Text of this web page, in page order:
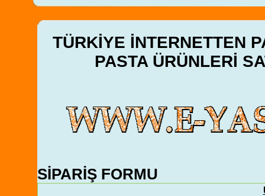
TÜRKİYE İNTERNETTEN
PASTA ÜRÜNLERİ
SİPARİŞ FORMU